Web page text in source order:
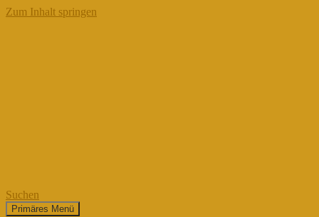
Zum Inhalt springen
Suchen
Primäres Menü